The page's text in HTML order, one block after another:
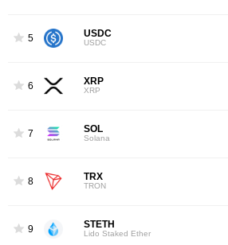
5 USDC
USDC
6 XRP
XRP
7 SOL
Solana
8 TRX
TRON
9 STETH
Lido Staked Ether